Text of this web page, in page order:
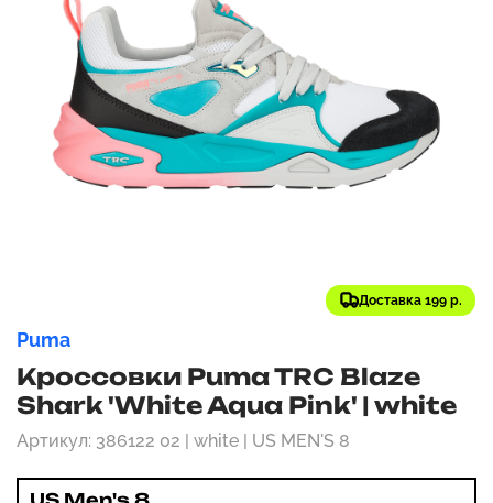
Доставка 199 р.
Puma
Кроссовки Puma TRC Blaze
Shark 'White Aqua Pink' | white
Артикул: 386122 02 | white | US MEN'S 8